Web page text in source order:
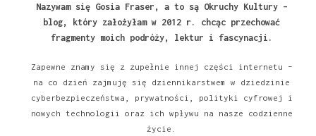
Nazywam się Gosia Fraser, a to są Okruchy Kultury –
blog, który założyłam w 2012 r. chcąc przechować
fragmenty moich podróży, lektur i fascynacji.
Zapewne znamy się z zupełnie innej części internetu –
na co dzień zajmuję się dziennikarstwem w dziedzinie
cyberbezpieczeństwa, prywatności, polityki cyfrowej i
nowych technologii oraz ich wpływu na nasze codzienne
życie.